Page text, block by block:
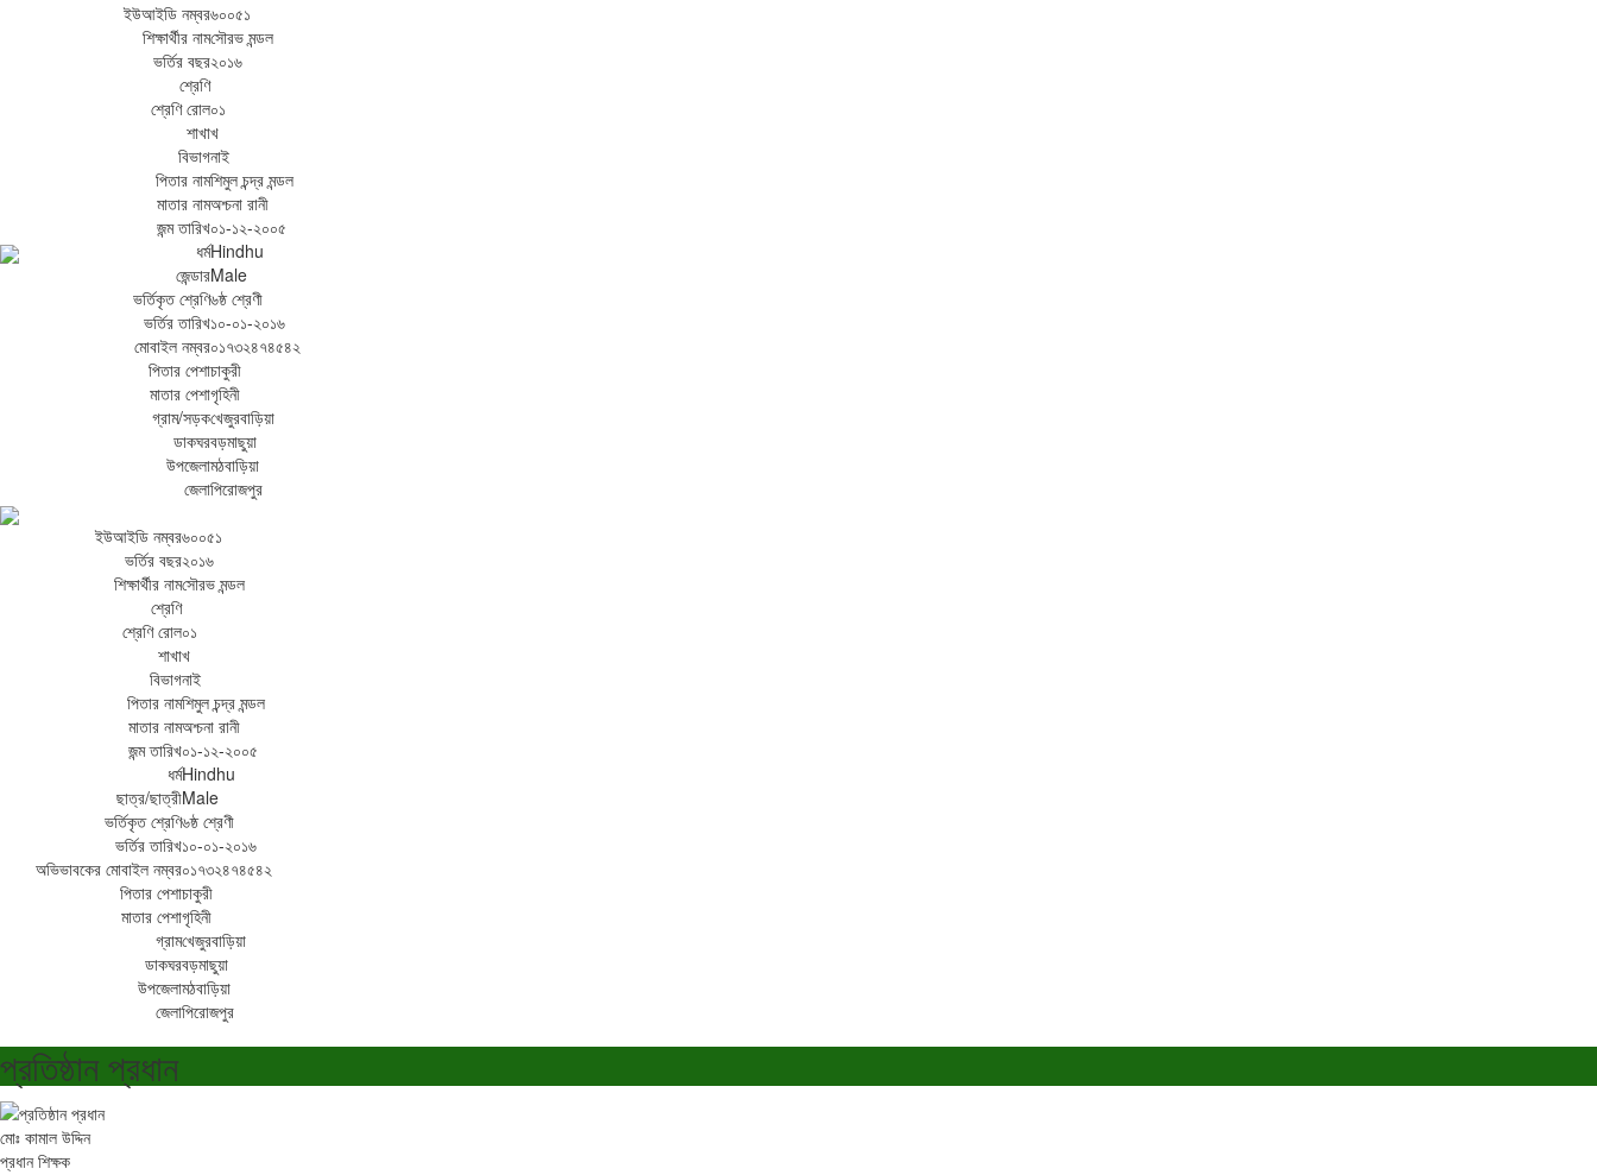
ইউআইডি নম্বর৬০০৫১
শিক্ষার্থীর নামসৌরভ মন্ডল
ভর্তির বছর২০১৬
শ্রেণি
শ্রেণি রোল০১
শাখাখ
বিভাগনাই
পিতার নামশিমুল চন্দ্র মন্ডল
মাতার নামঅশ্চনা রানী
জন্ম তারিখ০১-১২-২০০৫
ধর্মHindhu
জেন্ডারMale
ভর্তিকৃত শ্রেণি৬ষ্ঠ শ্রেণী
ভর্তির তারিখ১০-০১-২০১৬
মোবাইল নম্বর০১৭৩২৪৭৪৫৪২
পিতার পেশাচাকুরী
মাতার পেশাগৃহিনী
গ্রাম/সড়কখেজুরবাড়িয়া
ডাকঘরবড়মাছুয়া
উপজেলামঠবাড়িয়া
জেলাপিরোজপুর
ইউআইডি নম্বর৬০০৫১
ভর্তির বছর২০১৬
শিক্ষার্থীর নামসৌরভ মন্ডল
শ্রেণি
শ্রেণি রোল০১
শাখাখ
বিভাগনাই
পিতার নামশিমুল চন্দ্র মন্ডল
মাতার নামঅশ্চনা রানী
জন্ম তারিখ০১-১২-২০০৫
ধর্মHindhu
ছাত্র/ছাত্রীMale
ভর্তিকৃত শ্রেণি৬ষ্ঠ শ্রেণী
ভর্তির তারিখ১০-০১-২০১৬
অভিভাবকের মোবাইল নম্বর০১৭৩২৪৭৪৫৪২
পিতার পেশাচাকুরী
মাতার পেশাগৃহিনী
গ্রামখেজুরবাড়িয়া
ডাকঘরবড়মাছুয়া
উপজেলামঠবাড়িয়া
জেলাপিরোজপুর
প্রতিষ্ঠান প্রধান
মোঃ কামাল উদ্দিন
প্রধান শিক্ষক